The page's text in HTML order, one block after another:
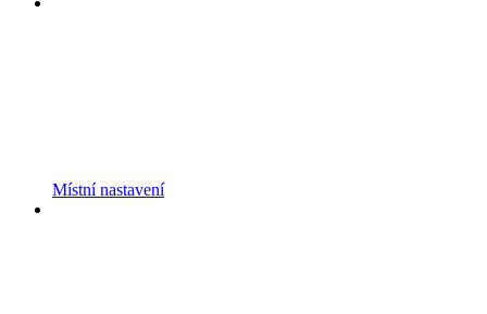
Místní nastavení